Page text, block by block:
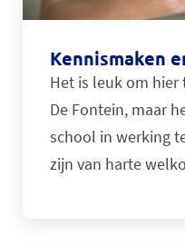
Kennismaken
Het is leuk om hier
De Fontein, maar
school in werking
zijn van harte